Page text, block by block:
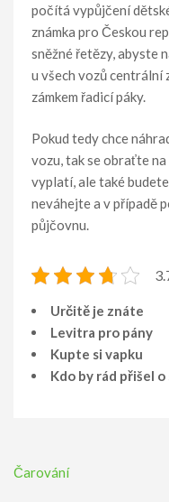
počítá vypůjčení
známka pro Českou
sněžné řetězy, abyste
u všech vozů centrální
zámkem řadicí páky.
Pokud tedy chce
vozu, tak se obraťte
vyplatí, ale také
neváhejte a v případě
půjčovnu.
Určitě je znáte
Levitra pro pány
Kupte si vapku
Kdo by rád přišel o
Navigace
Čarování